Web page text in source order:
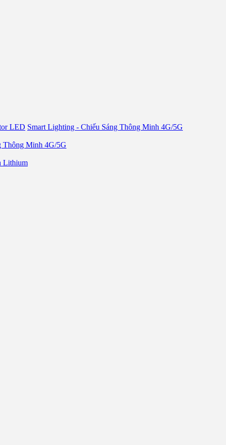
LED Smart Lighting - Chiếu Sáng Thông Minh 4G/5G
Thông Minh 4G/5G
Lithium